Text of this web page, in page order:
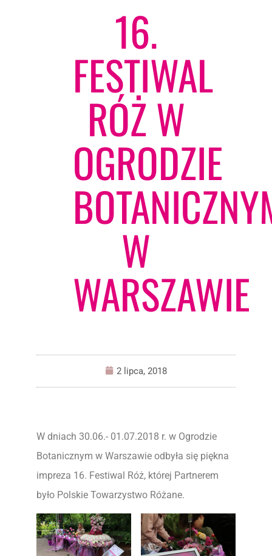
16.
FESTIWAL
RÓŻ W
OGRODZIE
W
WARSZAWIE
2 lipca, 2018
W dniach 30.06.- 01.07.2018 r. w Ogrodzie
Botanicznym w Warszawie odbyła się piękna
impreza 16. Festiwal Róż, której Partnerem
było Polskie Towarzystwo Różane.